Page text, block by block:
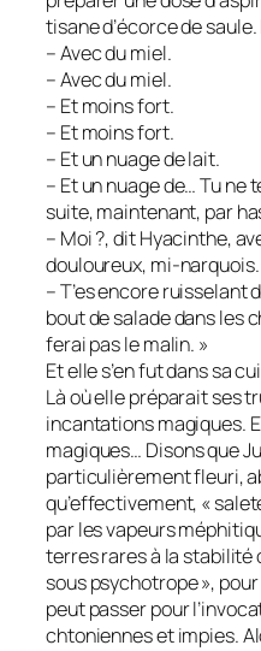
tisane d’écorce de
– Avec du miel.
– Avec du miel.
– Et moins fort.
– Et moins fort.
– Et un nuage de lait.
– Et un nuage de… Tu ne
suite, maintenant, par
– Moi ?, dit Hyacinthe,
douloureux, mi-narquois.
– T’es encore ruisselant
bout de salade dans les
ferai pas le malin. »
Et elle s’en fut dans sa
Là où elle préparait ses
incantations magiques.
magiques… Disons que
particulièrement fleuri,
qu’effectivement, «
par les vapeurs
terres rares à la stabilité
sous psychotrope »,
peut passer pour
chtoniennes et impies.